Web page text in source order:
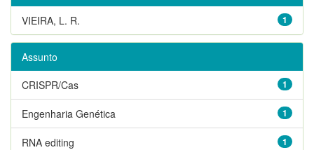
1
VIEIRA, L. R.
Assunto
1
CRISPR/Cas
1
Engenharia Genética
1
RNA editing